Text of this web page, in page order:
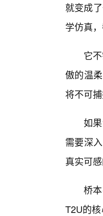
就变成
学仿真
它
傲的温
将不可
如
需要深
真实可
桥
T2U的